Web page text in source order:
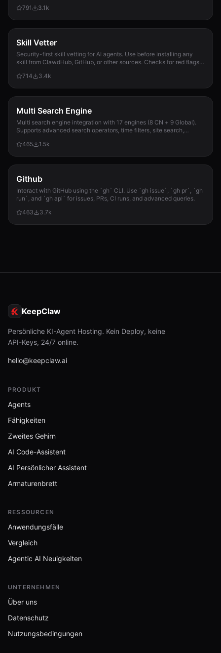
791
3.1k
Skill Vetter
Security-first skill vetting for AI agents. Use before installing any
skill from ClawdHub, GitHub, or other sources. Checks for red flags,
714
3.4k
Multi Search Engine
Multi search engine integration with 17 engines (8 CN + 9 Global).
Supports advanced search operators, time filters, site search,
required.
465 1.5k
Github
Interact with GitHub using the `gh` CLI. Use `gh issue`, `gh pr`, `gh
run`, and `gh api` for issues, PRs, CI runs, and advanced queries.
463
3.7k
KeepClaw
Persönliche KI-Agent Hosting. Kein Deploy, keine
API-Keys, 24/7 online.
hello@keepclaw.ai
PRODUKT
Agents
Fähigkeiten
Zweites Gehirn
AI Code-Assistent
AI Persönlicher Assistent
Armaturenbrett
RESSOURCEN
Anwendungsfälle
Vergleich
Agentic AI Neuigkeiten
UNTERNEHMEN
Über uns
Datenschutz
Nutzungsbedingungen